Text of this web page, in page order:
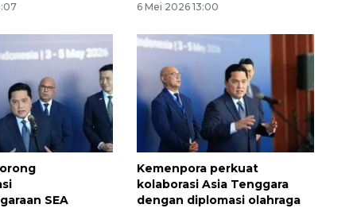
6 Mei 2026 13:00
SEA
Kemenpora perkuat
kolaborasi Asia Tenggara
dengan diplomasi olahraga
Sinyal positif perekonomian
Indonesia
2026-08-05 15:00:00